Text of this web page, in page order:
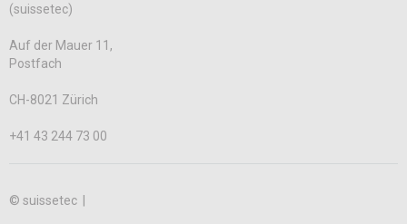
(suissetec)
Auf der Mauer 11,
Postfach
CH-8021 Zürich
+41 43 244 73 00
© suissetec |